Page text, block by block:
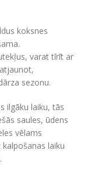
koksnes
varat tīrīt ar
atjaunot,
sezonu.
ilgāku laiku, tās
saules, ūdens
vēlams
laiku